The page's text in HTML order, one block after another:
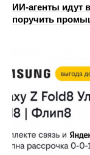
ИИ-агенты идут
поручить